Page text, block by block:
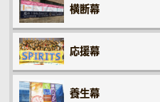
横断幕
応援幕
養生幕